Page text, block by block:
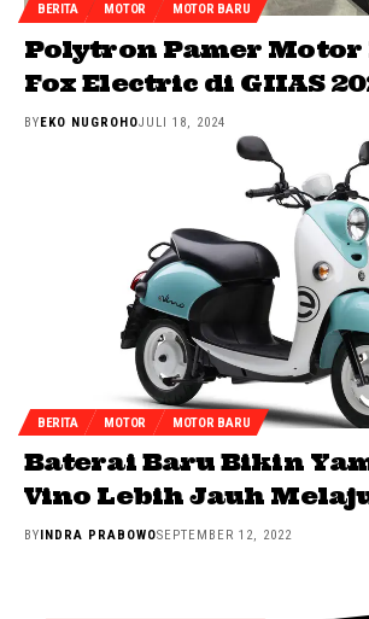
BERITA MOTOR MOTOR BARU
Polytron Pamer
Fox Electric di GIIAS
BYEKO NUGROHOJULI 18, 2024
BERITA MOTOR MOTOR BARU
Baterai Baru Bikin
Vino Lebih Jauh
BY INDRA PRABOWOSEPTEMBER 12, 2022